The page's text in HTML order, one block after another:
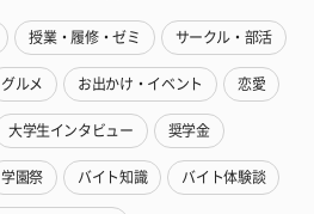
授業・履修・ゼミ サークル・部活
グルメ お出かけ・イベント 恋愛
大学生インタビュー 奨学金
学園祭 バイト知識 バイト体験談